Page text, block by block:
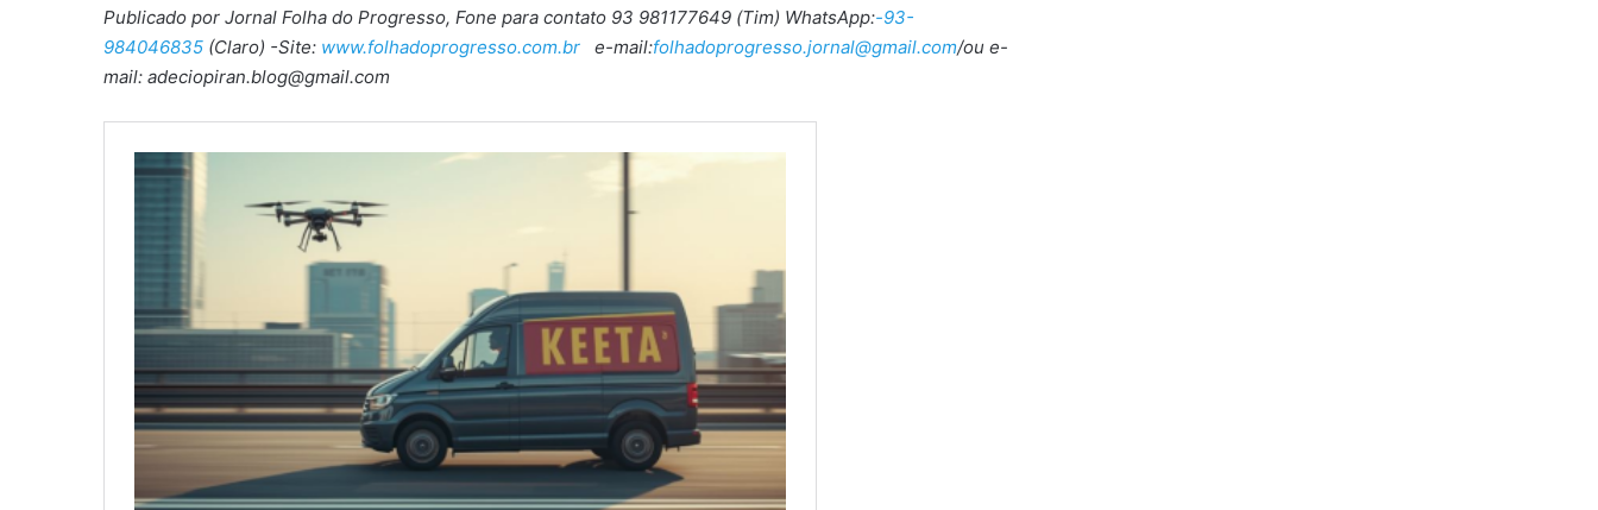
Publicado por Jornal Folha do Progresso, Fone para contato 93 981177649 (Tim) WhatsApp:-93-
984046835 (Claro) -Site: www.folhadoprogresso.com.br e-mail:folhadoprogresso.jornal@gmail.com/ou e-
mail: adeciopiran.blog@gmail.com